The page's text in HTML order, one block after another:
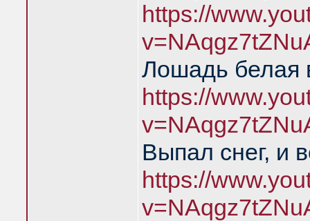
https://
Лошадь белая
https://
Выпал снег, и
https://